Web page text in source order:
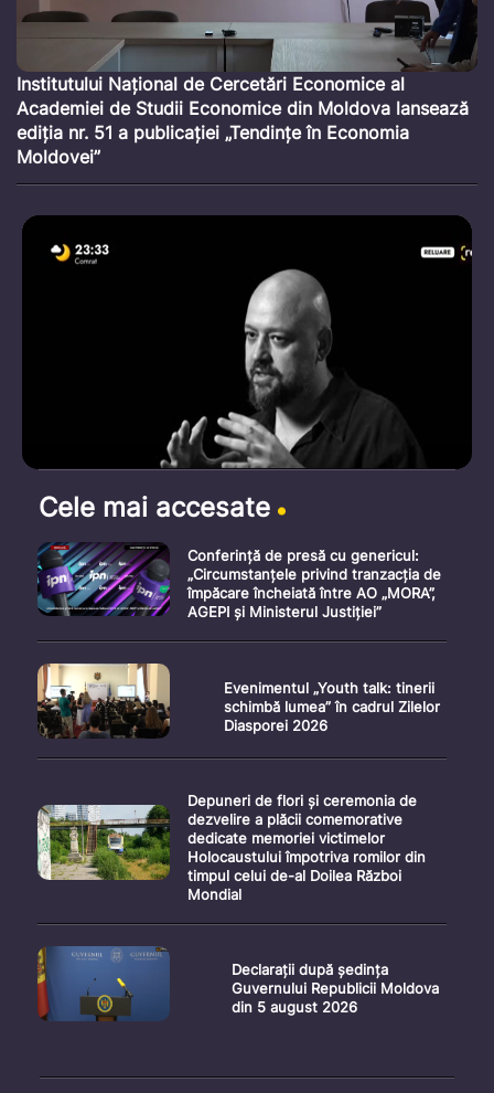
Institutului Național de Cercetări Economice al
Academiei de Studii Economice din Moldova lansează
ediția nr. 51 a publicației „Tendințe în Economia
Moldovei”
Cele mai accesate
Conferință de presă cu genericul:
„Circumstanțele privind tranzacția de
împăcare încheiată între AO „MORA”,
AGEPI și Ministerul Justiției”
Evenimentul „Youth talk: tinerii
schimbă lumea” în cadrul Zilelor
Diasporei 2026
Depuneri de flori și ceremonia de
dezvelire a plăcii comemorative
dedicate memoriei victimelor
Holocaustului împotriva romilor din
timpul celui de-al Doilea Război
Mondial
Declarații după ședința
Guvernului Republicii Moldova
din 5 august 2026